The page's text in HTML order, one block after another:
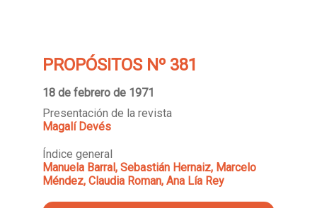
PROPÓSITOS Nº 381
18 de febrero de 1971
Presentación de la revista
Magalí Devés
Índice general
Manuela Barral, Sebastián Hernaiz, Marcelo
Méndez, Claudia Roman, Ana Lía Rey